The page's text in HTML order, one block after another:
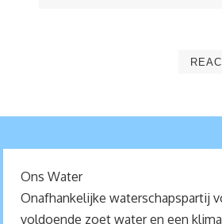
Ons Water
Onafhankelijke waterschapspartij
voldoende zoet water en een